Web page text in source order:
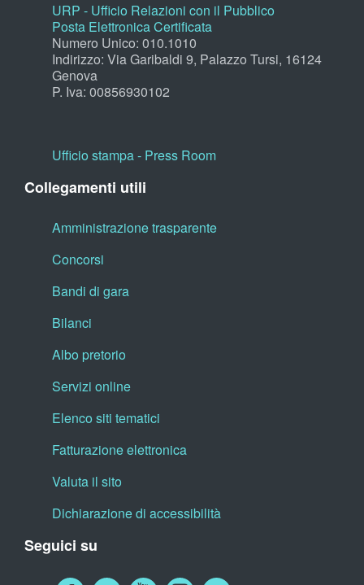
URP - Ufficio Relazioni con il Pubblico
Posta Elettronica Certificata
Numero Unico: 010.1010
Indirizzo: Via Garibaldi 9, Palazzo Tursi, 16124
Genova
P. Iva: 00856930102
Ufficio stampa - Press Room
Collegamenti utili
Amministrazione trasparente
Concorsi
Bandi di gara
Bilanci
Albo pretorio
Servizi online
Elenco siti tematici
Fatturazione elettronica
Valuta il sito
Dichiarazione di accessibilità
Seguici su